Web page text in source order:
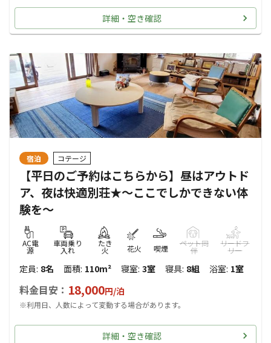
詳細・空き確認
宿泊 コテージ
【平日のご予約はこちらから】昼はアウトド
ア、夜は快適別荘★～ここでしかできない体
験を～
AC電
源
車両乗り
入れ
たき
火 花火 喫煙
ペット同
伴
リードフ
リー
定員: 8名 面積: 110m² 寝室: 3室 寝具: 8組 浴室: 1室
料金目安： 18,000円/泊
※利用日、人数によって変動する場合があります。
詳細・空き確認